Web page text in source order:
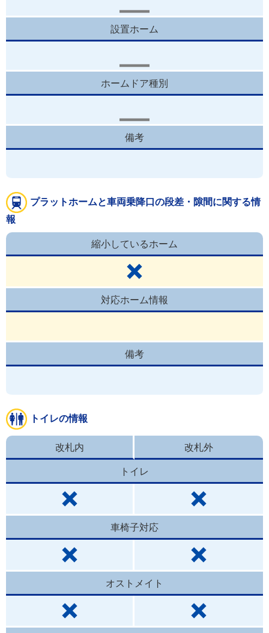
設置ホーム
ホームドア種別
備考
プラットホームと車両乗降口の段差・隙間に関する情
報
縮小しているホーム
対応ホーム情報
備考
トイレの情報
改札内 改札外
トイレ
車椅子対応
オストメイト